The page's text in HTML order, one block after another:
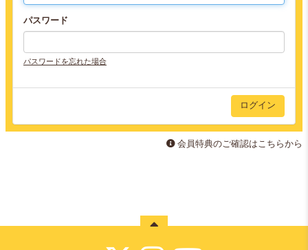
パスワード
パスワードを忘れた場合
会員特典のご確認はこちらから